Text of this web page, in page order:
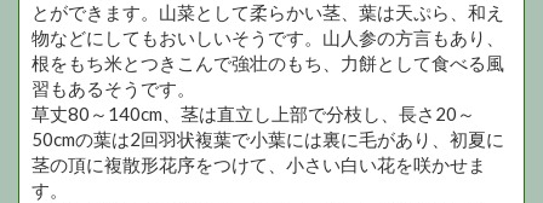
とができます。山菜として柔らかい茎、葉は天ぷら、和え
物などにしてもおいしいそうです。山人参の方言もあり、
根をもち米とつきこんで強壮のもち、力餅として食べる風
習もあるそうです。
草丈80～140cm、茎は直立し上部で分枝し、長さ20～
50cmの葉は2回羽状複葉で小葉には裏に毛があり、初夏に
茎の頂に複散形花序をつけて、小さい白い花を咲かせま
す。